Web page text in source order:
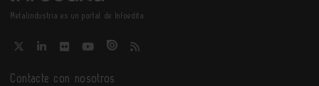
Metalindustria es un portal de Infoedita
Contacte con nosotros